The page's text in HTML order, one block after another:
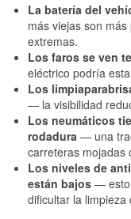
La batería del
más viejas son
extremas.
Los faros se ven
eléctrico podría
Los
— la visibilidad
Los neumáticos
rodadura — una
carreteras mojadas
Los niveles de
están bajos — esto
dificultar la